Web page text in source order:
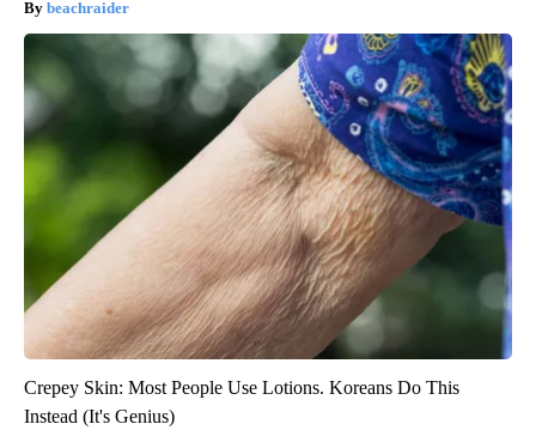
beachraider
Crepey Skin: Most People Use Lotions. Koreans Do This
Instead (It's Genius)